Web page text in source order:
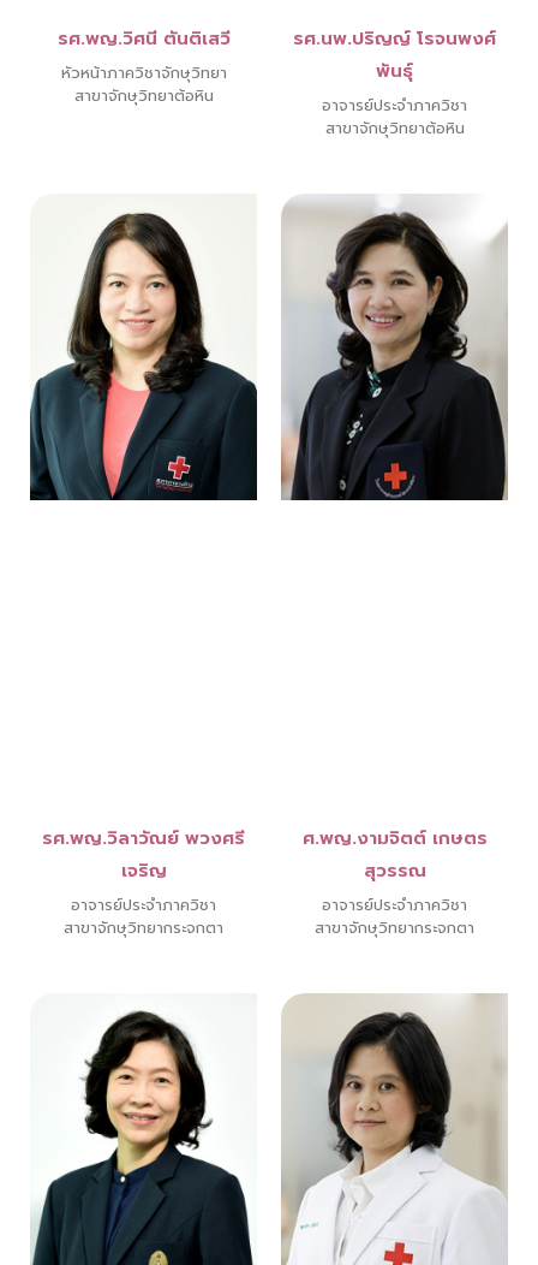
รศ.พญ.วิศนี ตันติเสวี
หัวหน้าภาควิชาจักษุวิทยา
สาขาจักษุวิทยาต้อหิน
รศ.นพ.ปริญญ์ โรจนพงศ์
พันธุ์
อาจารย์ประจำภาควิชา
สาขาจักษุวิทยาต้อหิน
รศ.พญ.วิลาวัณย์ พวงศรี
เจริญ
อาจารย์ประจำภาควิชา
สาขาจักษุวิทยากระจกตา
ศ.พญ.งามจิตต์ เกษตร
สุวรรณ
อาจารย์ประจำภาควิชา
สาขาจักษุวิทยากระจกตา